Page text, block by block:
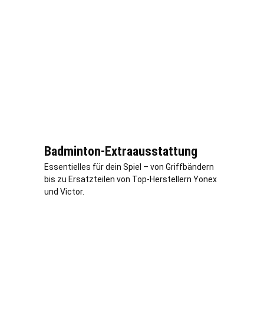
Badminton-Extraausstattung
Essentielles für dein Spiel – von Griffbändern
bis zu Ersatzteilen von Top-Herstellern Yonex
und Victor.